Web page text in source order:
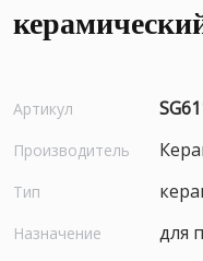
Артикул
Производитель
Тип
Назначение для